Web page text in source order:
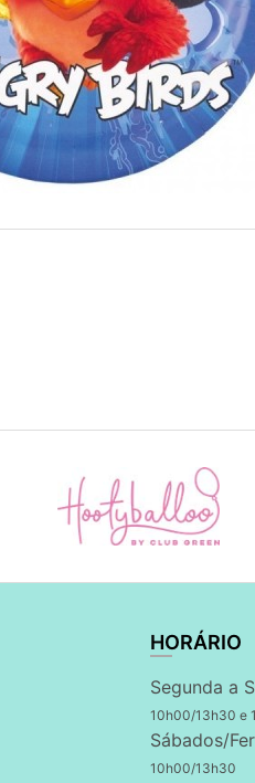
HORÁRIO
Segunda a
10h00/13h30 e
Sábados/
10h00/13h30